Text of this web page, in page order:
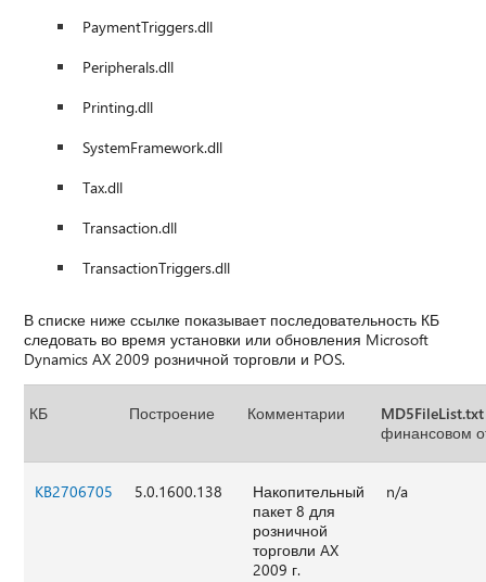
PaymentTriggers.dll
Peripherals.dll
Printing.dll
SystemFramework.dll
Tax.dll
Transaction.dll
TransactionTriggers.dll
В списке ниже ссылке показывает последовательность КБ
следовать во время установки или обновления Microsoft
Dynamics AX 2009 розничной торговли и POS.
КБ Построение Комментарии
финансовом
KB2706705 5.0.1600.138
Накопительный
пакет 8 для
розничной
торговли AX
2009 г.
n/a